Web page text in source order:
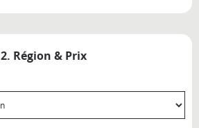
2. Région & Prix